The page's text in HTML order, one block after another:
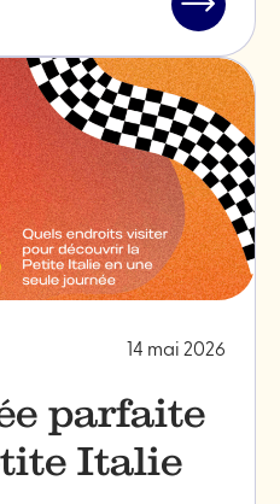
Lire
l'article
"Les
cinémas
en
plein
air
sont
de
retour!"
14 mai 2026
parfaite
Italie